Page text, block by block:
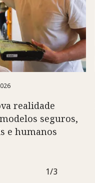
realidade
seguros,
e humanos
1 de 3
1/3